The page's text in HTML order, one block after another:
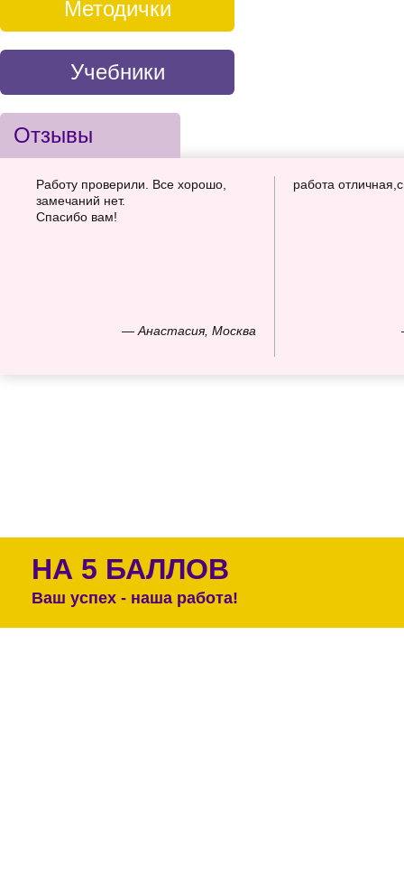
Методички
Учебники
Отзывы
— Анастасия, Москва
Работу проверили. Все хорошо,
замечаний нет.
Спасибо вам!
работа
НА 5 БАЛЛОВ
Ваш успех - наша работа!